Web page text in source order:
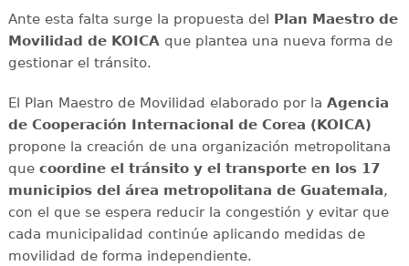
Ante esta falta surge la propuesta del Plan Maestro de
Movilidad de KOICAque plantea una nueva forma de
gestionar el tránsito.
El Plan Maestro de Movilidad elaborado por la Agencia
de Cooperación Internacional de Corea (KOICA)
propone la creación de una organización metropolitana
que coordine el tránsito y el transporte en los 17
municipios del área metropolitana de Guatemala,
con el que se espera reducir la congestión y evitar que
cada municipalidad continúe aplicando medidas de
movilidad de forma independiente.